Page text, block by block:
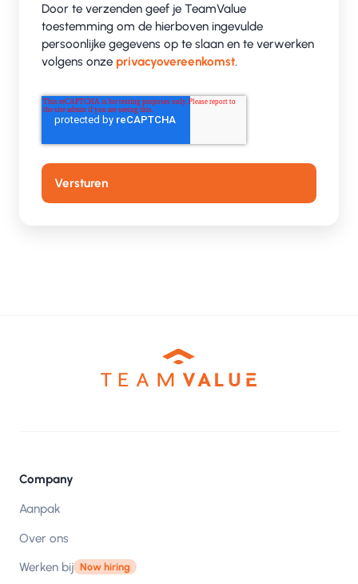
Door te verzenden geef je TeamValue
toestemming om de hierboven ingevulde
persoonlijke gegevens op te slaan en te verwerken
volgens onze privacyovereenkomst.
Company
Aanpak
Over ons
Werken bij Now hiring